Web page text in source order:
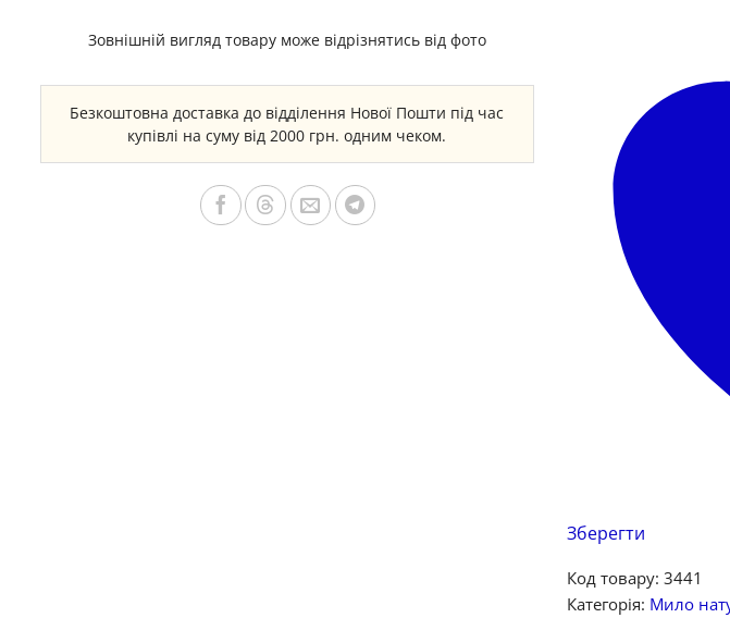
Зовнішній вигляд товару може відрізнятись від фото
Безкоштовна доставка до відділення Нової Пошти під час
купівлі на суму від 2000 грн. одним чеком.
Зберегти
Код товару: 3441
Категорія: Мило